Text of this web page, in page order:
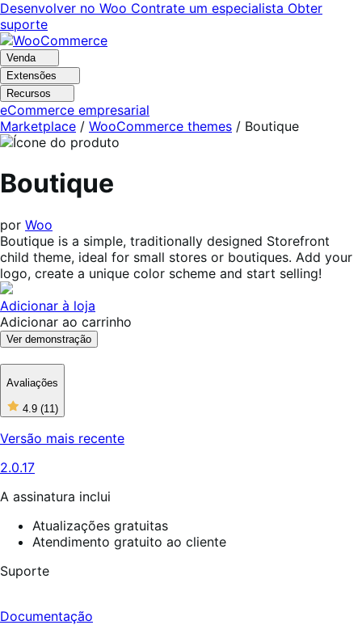
Pular
para
navegação
Pular
para
o
conteúdo
Desenvolver no Woo Contrate um especialista Obter
suporte
Venda
Extensões
Recursos
eCommerce empresarial
Marketplace / WooCommerce themes / Boutique
Boutique
por Woo
Boutique is a simple, traditionally designed Storefront
child theme, ideal for small stores or boutiques. Add your
logo, create a unique color scheme and start selling!
Adicionar à loja
Adicionar ao carrinho
Ver demonstração
Avaliações
4.9 (11)
4
de
5
11
Versão mais recente
2.0.17
A assinatura inclui
Atualizações gratuitas
Atendimento gratuito ao cliente
Suporte
Documentação